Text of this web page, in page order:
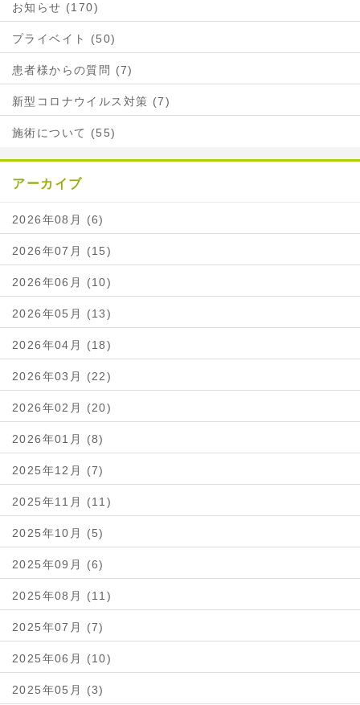
お知らせ (170)
プライベイト (50)
患者様からの質問 (7)
新型コロナウイルス対策 (7)
施術について (55)
アーカイブ
2026年08月 (6)
2026年07月 (15)
2026年06月 (10)
2026年05月 (13)
2026年04月 (18)
2026年03月 (22)
2026年02月 (20)
2026年01月 (8)
2025年12月 (7)
2025年11月 (11)
2025年10月 (5)
2025年09月 (6)
2025年08月 (11)
2025年07月 (7)
2025年06月 (10)
2025年05月 (3)